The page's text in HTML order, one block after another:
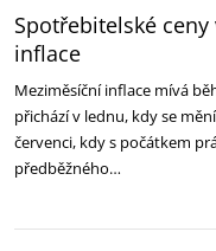
Spotřebitelské
inflace
Meziměsíční inflace mívá
přichází v lednu, kdy se
červenci, kdy s počátkem
předběžného…